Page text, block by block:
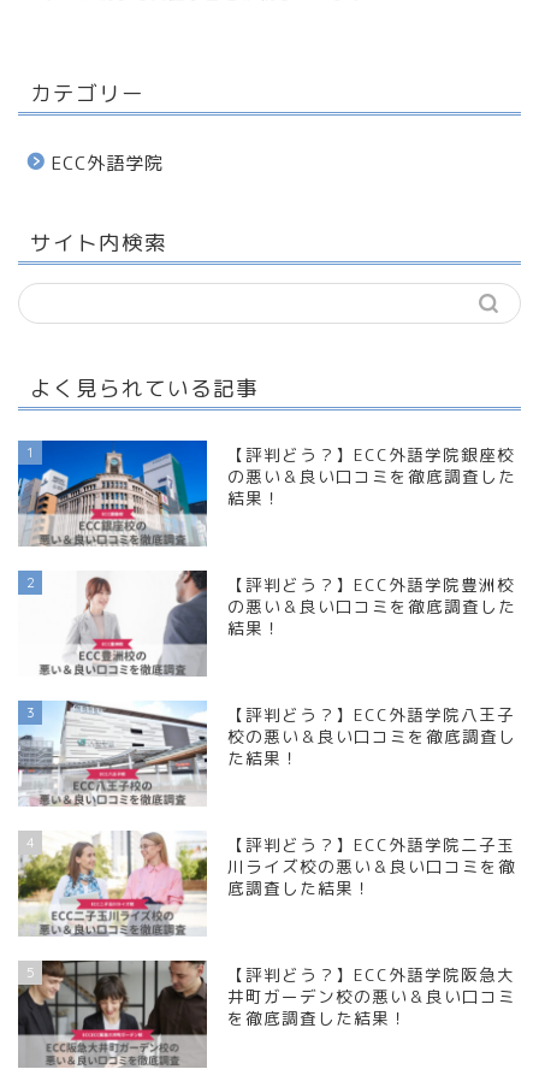
カテゴリー
ECC外語学院
サイト内検索
よく見られている記事
1
【評判どう？】ECC外語学院銀座校
の悪い＆良い口コミを徹底調査した
結果！
2
【評判どう？】ECC外語学院豊洲校
の悪い＆良い口コミを徹底調査した
結果！
3
【評判どう？】ECC外語学院八王子
校の悪い＆良い口コミを徹底調査し
た結果！
4
【評判どう？】ECC外語学院二子玉
川ライズ校の悪い＆良い口コミを徹
底調査した結果！
5
【評判どう？】ECC外語学院阪急大
井町ガーデン校の悪い＆良い口コミ
を徹底調査した結果！